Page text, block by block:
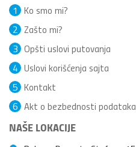
Ko smo mi?
1
Zašto mi?
2
Opšti uslovi putovanja
3
Uslovi korišćenja sajta
4
Kontakt
5
Akt o bezbednosti podataka
6
NAŠE LOKACIJE